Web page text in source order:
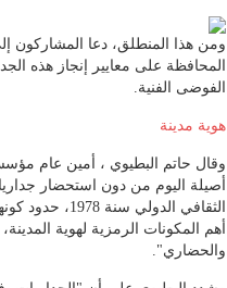
ومن هذا المنطلق، دعا المشاركون
المحافظة على معايير إنجاز هذه
الفوضى الفنية.
هوية مدينة
وقال حاتم البطيوي ، أمين عام
أصيلة اليوم من دون استحضار
الثقافي
أهم المكونات الرمزية لهوية
والحضاري".